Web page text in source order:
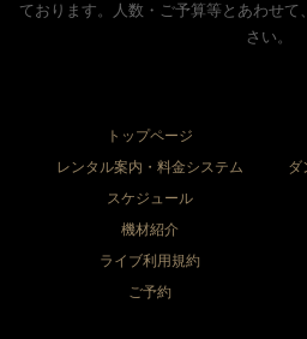
ております。人数・ご予算等とあわせ
さい。
トップページ
レンタル案内・料金システム
ダ
スケジュール
機材紹介
ライブ利用規約
ご予約